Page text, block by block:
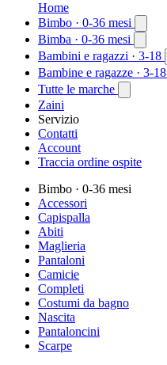
Home
Bimbo · 0-36 mesi
Bimba · 0-36 mesi
Bambini e ragazzi · 3-18
Bambine e ragazze · 3-18
Tutte le marche
Zaini
Servizio
Contatti
Account
Traccia ordine ospite
Bimbo · 0-36 mesi
Accessori
Capispalla
Abiti
Maglieria
Pantaloni
Camicie
Completi
Costumi da bagno
Nascita
Pantaloncini
Scarpe